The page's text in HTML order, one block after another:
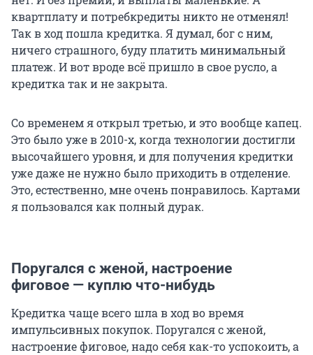
квартплату и потребкредиты никто не отменял!
Так в ход пошла кредитка. Я думал, бог с ним,
ничего страшного, буду платить минимальный
платеж. И вот вроде всё пришло в свое русло, а
кредитка так и не закрыта.
Со временем я открыл третью, и это вообще капец.
Это было уже в 2010-х, когда технологии достигли
высочайшего уровня, и для получения кредитки
уже даже не нужно было приходить в отделение.
Это, естественно, мне очень понравилось. Картами
я пользовался как полный дурак.
Поругался с женой, настроение
фиговое — куплю что-нибудь
Кредитка чаще всего шла в ход во время
импульсивных покупок. Поругался с женой,
настроение фиговое, надо себя как-то успокоить, а